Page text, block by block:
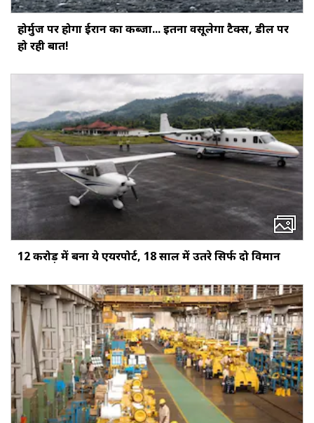
होर्मुज पर होगा ईरान का कब्जा... इतना वसूलेगा टैक्स, डील पर
हो रही बात!
12 करोड़ में बना ये एयरपोर्ट, 18 साल में उतरे सिर्फ दो विमान